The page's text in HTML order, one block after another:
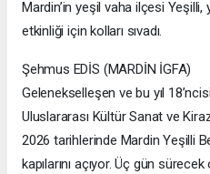
Mardin’in yeşil vaha ilçesi Yeşilli,
etkinliği için kolları sıvadı.
Şehmus EDİS (MARDİN İGFA)
Gelenekselleşen ve bu yıl
Uluslararası Kültür Sanat ve
2026 tarihlerinde Mardin Yeşilli
kapılarını açıyor. Üç gün